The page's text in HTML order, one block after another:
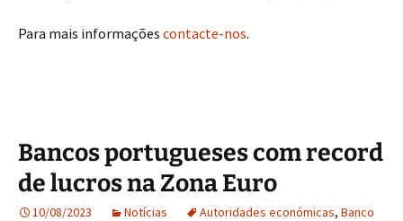
Para mais informações contacte-nos.
Bancos portugueses com record
de lucros na Zona Euro
10/08/2023 Notícias Autoridades económicas, Banco